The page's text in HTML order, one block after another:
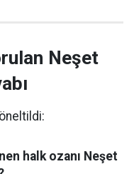
Neşet
halk ozanı Neşet